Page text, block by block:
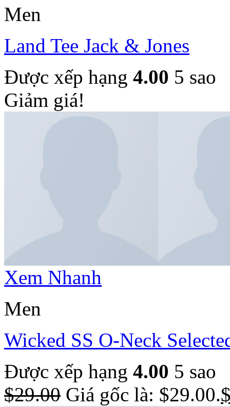
Men
Land Tee Jack & Jones
Được xếp hạng 4.00 5 sao
Giảm giá!
Xem Nhanh
Men
Wicked SS O-Neck
Được xếp hạng 4.00 5 sao
$29.00 Giá gốc là: $29.00.